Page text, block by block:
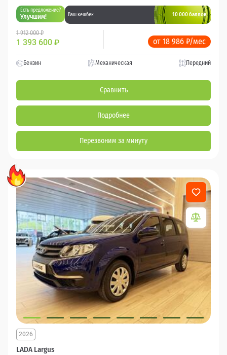
Есть предложение?
Улучшим! Ваш кешбек 10 000 баллов
1 912 000 ₽
1 393 600 ₽ от 18 986 ₽/мес
Бензин Механическая Передний
Сравнить
Подробнее
Перезвоним за минуту
LADA Largus
2026